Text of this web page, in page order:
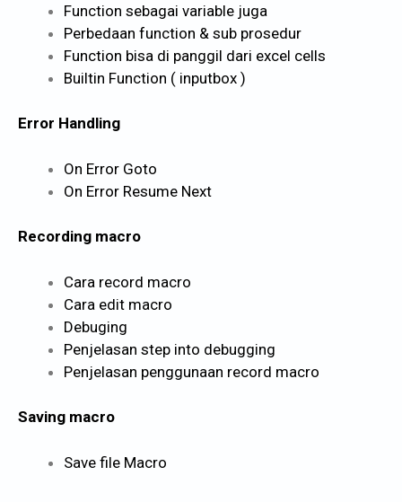
Function sebagai variable juga
Perbedaan function & sub prosedur
Function bisa di panggil dari excel cells
Builtin Function ( inputbox )
Error Handling
On Error Goto
On Error Resume Next
Recording macro
Cara record macro
Cara edit macro
Debuging
Penjelasan step into debugging
Penjelasan penggunaan record macro
Saving macro
Save file Macro